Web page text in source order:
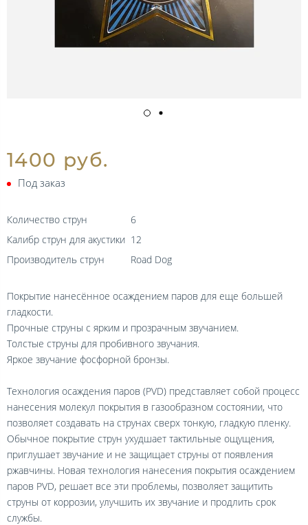
1400 руб.
Под заказ
Количество струн
6
Калибр струн для акустики 12
Производитель струн
Road Dog
Покрытие нанесённое осаждением паров для еще большей
гладкости.
Прочные струны с ярким и прозрачным звучанием.
Толстые струны для пробивного звучания.
Яркое звучание фосфорной бронзы.
Технология осаждения паров (PVD) представляет собой процесс
нанесения молекул покрытия в газообразном состоянии, что
позволяет создавать на струнах сверх тонкую, гладкую пленку.
Обычное покрытие струн ухудшает тактильные ощущения,
приглушает звучание и не защищает струны от появления
ржавчины. Новая технология нанесения покрытия осаждением
паров PVD, решает все эти проблемы, позволяет защитить
струны от коррозии, улучшить их звучание и продлить срок
службы.